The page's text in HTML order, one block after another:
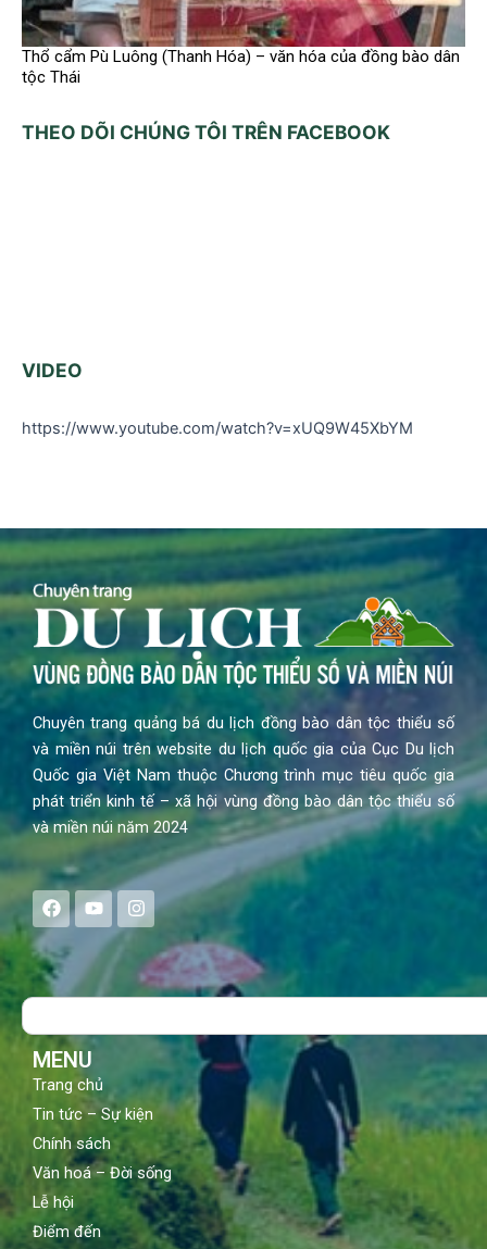
Thổ cẩm Pù Luông (Thanh Hóa) – văn hóa của đồng bào dân
tộc Thái
THEO DÕI CHÚNG TÔI TRÊN FACEBOOK
VIDEO
https://www.youtube.com/watch?v=xUQ9W45XbYM
Chuyên trang quảng bá du lịch đồng bào dân tộc thiểu số
và miền núi trên website du lịch quốc gia của Cục Du lịch
Quốc gia Việt Nam thuộc Chương trình mục tiêu quốc gia
phát triển kinh tế – xã hội vùng đồng bào dân tộc thiểu số
và miền núi năm 2024
F
a
c
e
b
o
Y
o
u
t
u
b
I
n
s
a
g
Search
MENU
Trang chủ
Tin tức – Sự kiện
Chính sách
Văn hoá – Đời sống
Lễ hội
Điểm đến